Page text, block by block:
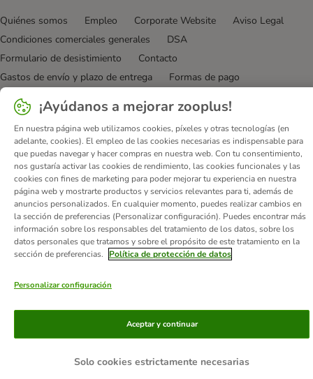
Quiénes somos Empleo Corporate Website
Aviso Legal
Condiciones comerciales generales
DSA
Formulario de desistimiento
Contacto
Gastos de envío y plazo de entrega
Formas de pago
Programa de afiliación
Declaración de accesibilidad
© zooplus SE 2026
¡Ayúdanos a mejorar zooplus!
En nuestra página web utilizamos cookies, píxeles y otras tecnologías (en
adelante, cookies). El empleo de las cookies necesarias es indispensable para
que puedas navegar y hacer compras en nuestra web. Con tu consentimiento,
nos gustaría activar las cookies de rendimiento, las cookies funcionales y las
cookies con fines de marketing para poder mejorar tu experiencia en nuestra
página web y mostrarte productos y servicios relevantes para ti, además de
anuncios personalizados. En cualquier momento, puedes realizar cambios en
la sección de preferencias (Personalizar configuración). Puedes encontrar más
información sobre los responsables del tratamiento de los datos, sobre los
datos personales que tratamos y sobre el propósito de este tratamiento en la
sección de preferencias.
Política de protección de datos
Personalizar configuración
Solo cookies estrictamente necesarias
Aceptar y continuar